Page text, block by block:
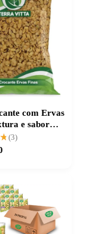
com Ervas
e sabor
(3)